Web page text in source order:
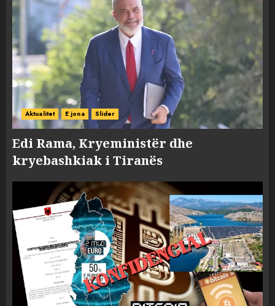
Aktualitet E jona Slider
Edi Rama, Kryeministër dhe
kryebashkiak i Tiranës